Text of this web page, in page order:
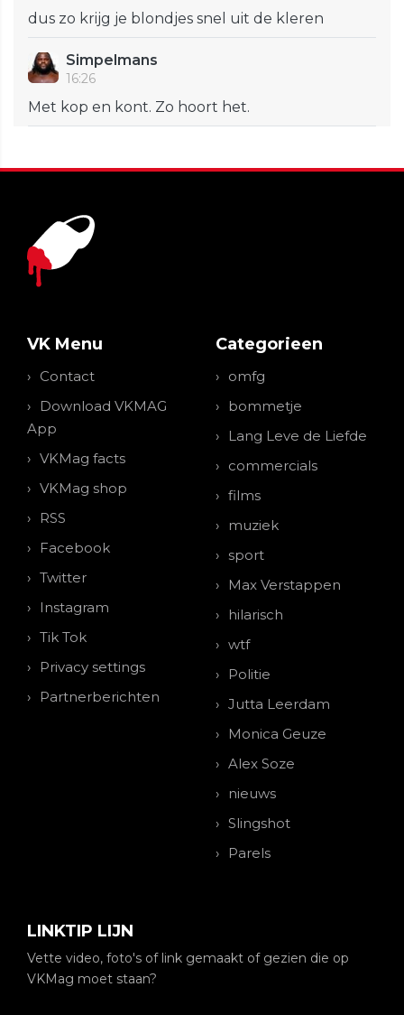
dus zo krijg je blondjes snel uit de kleren
Simpelmans
16:26
Met kop en kont. Zo hoort het.
VK Menu
Contact
Download VKMAG
App
VKMag facts
VKMag shop
RSS
Facebook
Twitter
Instagram
Tik Tok
Privacy settings
Partnerberichten
Categorieen
omfg
bommetje
Lang Leve de Liefde
commercials
films
muziek
sport
Max Verstappen
hilarisch
wtf
Politie
Jutta Leerdam
Monica Geuze
Alex Soze
nieuws
Slingshot
Parels
LINKTIP LIJN
Vette video, foto's of link gemaakt of gezien die op
VKMag moet staan?